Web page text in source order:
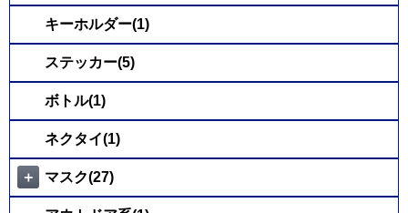
キーホルダー(1)
ステッカー(5)
ボトル(1)
ネクタイ(1)
＋ マスク(27)